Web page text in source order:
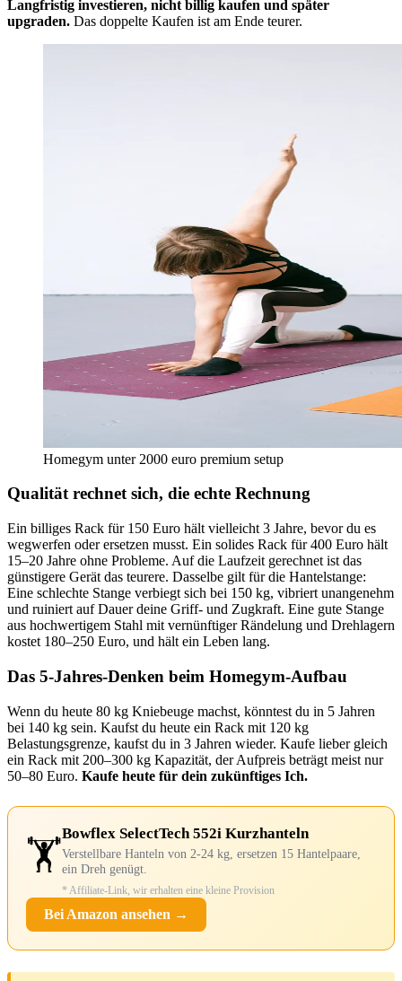
Langfristig investieren, nicht billig kaufen und später
upgraden. Das doppelte Kaufen ist am Ende teurer.
Homegym unter 2000 euro premium setup
Qualität rechnet sich, die echte Rechnung
Ein billiges Rack für 150 Euro hält vielleicht 3 Jahre, bevor du es
wegwerfen oder ersetzen musst. Ein solides Rack für 400 Euro hält
15–20 Jahre ohne Probleme. Auf die Laufzeit gerechnet ist das
günstigere Gerät das teurere. Dasselbe gilt für die Hantelstange:
Eine schlechte Stange verbiegt sich bei 150 kg, vibriert unangenehm
und ruiniert auf Dauer deine Griff- und Zugkraft. Eine gute Stange
aus hochwertigem Stahl mit vernünftiger Rändelung und Drehlagern
kostet 180–250 Euro, und hält ein Leben lang.
Das 5-Jahres-Denken beim Homegym-Aufbau
Wenn du heute 80 kg Kniebeuge machst, könntest du in 5 Jahren
bei 140 kg sein. Kaufst du heute ein Rack mit 120 kg
Belastungsgrenze, kaufst du in 3 Jahren wieder. Kaufe lieber gleich
ein Rack mit 200–300 kg Kapazität, der Aufpreis beträgt meist nur
50–80 Euro. Kaufe heute für dein zukünftiges Ich.
🏋️
Bowflex SelectTech 552i Kurzhanteln
Verstellbare Hanteln von 2-24 kg, ersetzen 15 Hantelpaare,
ein Dreh genügt.
* Affiliate-Link, wir erhalten eine kleine Provision
Bei Amazon ansehen →